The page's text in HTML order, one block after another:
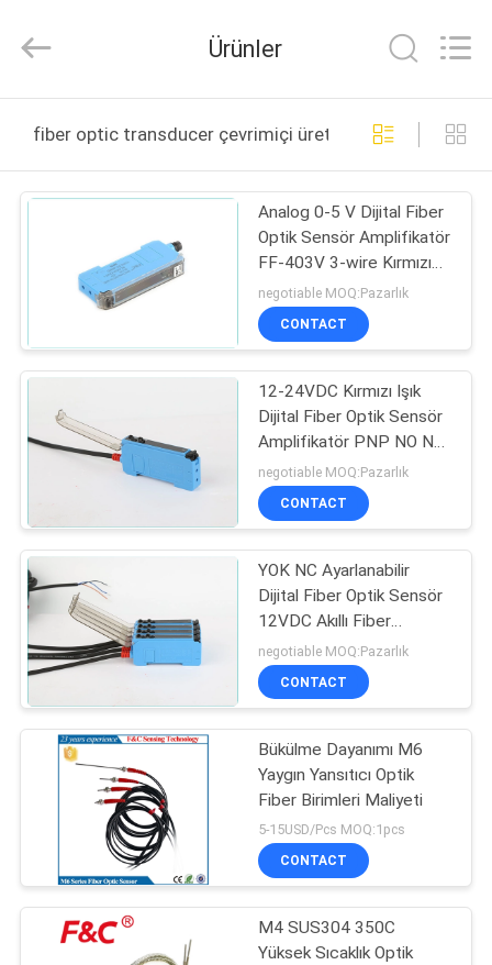
EV
ÜRÜN:%
HAKKIMIZDA
FABRIKA
TURU
BIZE
ULAŞIN
HABERLER
TEKLIF
SITE
HARITASI
(Hunan)
Co.,Ltd.
Reserved.
Ürünler
fiber optic transducer çevrimiçi üretim
Analog 0-5 V Dijital Fiber
Optik Sensör Amplifikatör
FF-403V 3-wire Kırmızı
Işık
negotiable MOQ:Pazarlık
CONTACT
12-24VDC Kırmızı Işık
Dijital Fiber Optik Sensör
Amplifikatör PNP NO NC
3 Teller
negotiable MOQ:Pazarlık
CONTACT
YOK NC Ayarlanabilir
Dijital Fiber Optik Sensör
12VDC Akıllı Fiber
Amplifikatör Sensörü
negotiable MOQ:Pazarlık
CONTACT
Bükülme Dayanımı M6
Yaygın Yansıtıcı Optik
Fiber Birimleri Maliyeti
5-15USD/Pcs MOQ:1pcs
CONTACT
M4 SUS304 350C
Yüksek Sıcaklık Optik